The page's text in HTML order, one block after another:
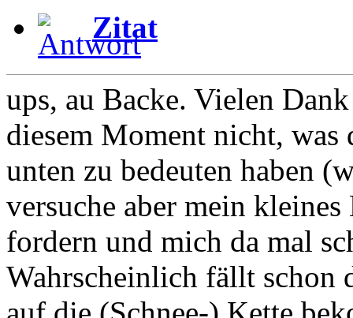
Zitat
ups, au Backe. Vielen
diesem Moment nicht,
unten zu bedeuten haben
versuche aber mein
fordern und mich da mal
Wahrscheinlich fällt schon